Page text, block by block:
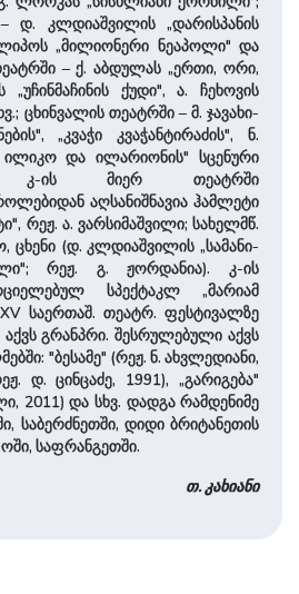
დ. კლდია­შვი­ლის „დარისპანის
„მილიონერი ნეაპოლი" და
– ქ. აბდულას „ერთი, ორი,
„უჩინმაჩინის ქუდი", ა. ჩეხოვის
ცხინ­ვალის თეატრში – მ. ჯავახი­
„კვაჭი კვაჭანტირაძის", ნ.
ილიკო და ილარიონის" სცენური
კ-ის მიერ თეატრში
აღსანიშნავია ჰამლეტი
რეჟ. ა. ვარსიმა­შვილი; სა­ხელმწ.
ცხენი (დ. კლდია­შვი­ლის „სამანი­
რეჟ. გ. ჟორდანია). კ-ის
სპექტაკლ „მარიამ
საერთაშ. თეატრ. ფესტივალზე
გრანპრი. შესრულებული აქვს
"ბესამე" (რეჟ. ნ. ახვ­ლედიანი,
დ. ცინცაძე, 1991), „გარიგება"
2011) და სხვ. დადგა რამდენიმე
საბერძნეთში, დიდი ბრიტანეთის
საფრანგეთში.
თ. კახიანი